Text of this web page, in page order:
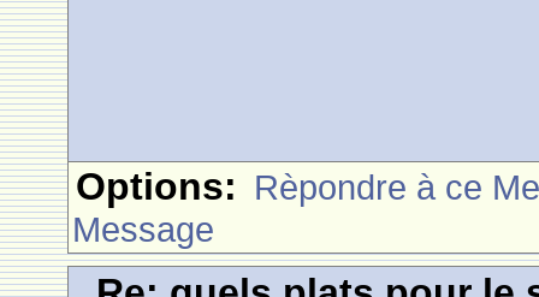
Options: Rèpondre à ce
Message